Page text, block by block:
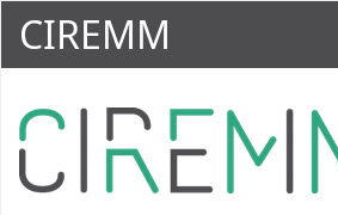
CIREMM